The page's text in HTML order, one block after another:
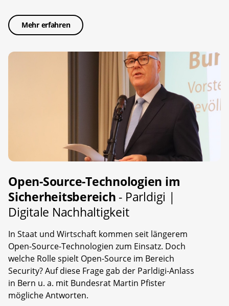
Mehr erfahren
Open-Source-Technologien im
Sicherheitsbereich - Parldigi |
Digitale Nachhaltigkeit
In Staat und Wirtschaft kommen seit längerem
Open-Source-Technologien zum Einsatz. Doch
welche Rolle spielt Open-Source im Bereich
Security? Auf diese Frage gab der Parldigi-Anlass
in Bern u. a. mit Bundesrat Martin Pfister
mögliche Antworten.